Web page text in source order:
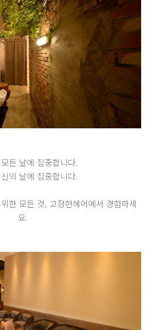
든 날에 집중합니다.
의 날에 집중합니다.
한 모든 것, 고정현헤어에서 경험하세
요.